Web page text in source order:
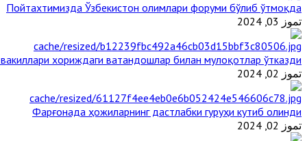
Пойтахтимизда Ўзбекистон олимлари форуми бўлиб ўтмоқда
تموز 03, 2024
хориждаги ватандошлар билан мулоқотлар ўтказди
تموز 02, 2024
Фарғонада ҳожиларнинг дастлабки гуруҳи кутиб олинди
تموز 02, 2024